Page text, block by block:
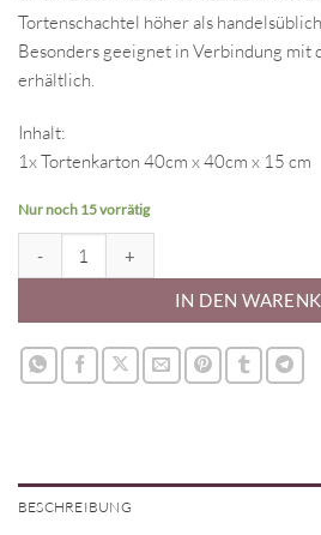
Tortenschachtel höher als
Besonders geeignet in Verbindung mit
erhältlich.
Inhalt:
1x Tortenkarton 40cm x 40cm x 15 cm
Nur noch 15 vorrätig
IN DEN
BESCHREIBUNG